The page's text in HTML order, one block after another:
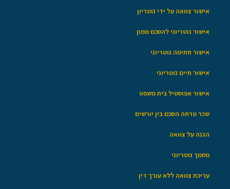
אישור צוואה על ידי נוטריון
אישור נוטריוני להסכם ממון
אישור חתימה נוטריוני
אישור חיים נוטריוני
אישור אפוסטיל בית משפט
שכר טרחה הסכם בין יורשים
הגנה על צוואה
מסמך נוטריוני
עריכת צוואה ללא עורך דין